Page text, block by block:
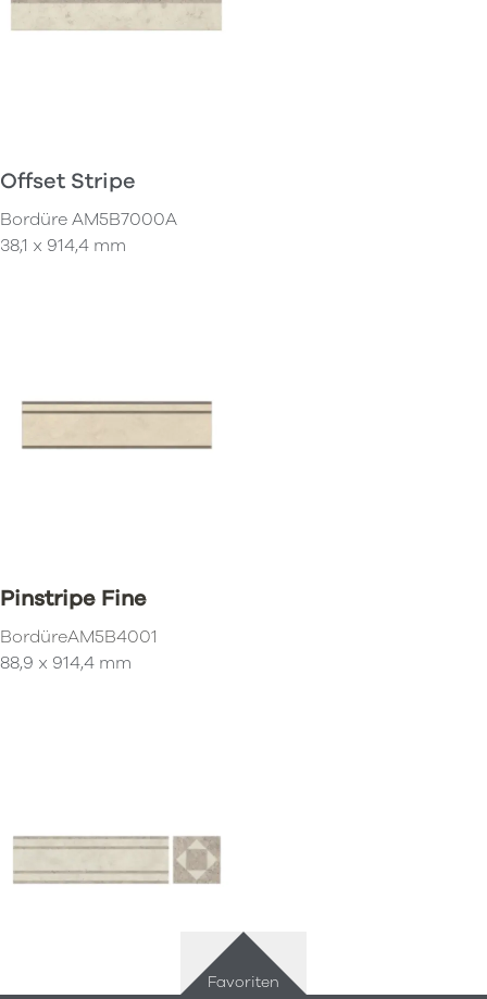
Offset Stripe
Bordüre AM5B7000A
38,1 x 914,4 mm
Pinstripe Fine
BordüreAM5B4001
88,9 x 914,4 mm
Favoriten